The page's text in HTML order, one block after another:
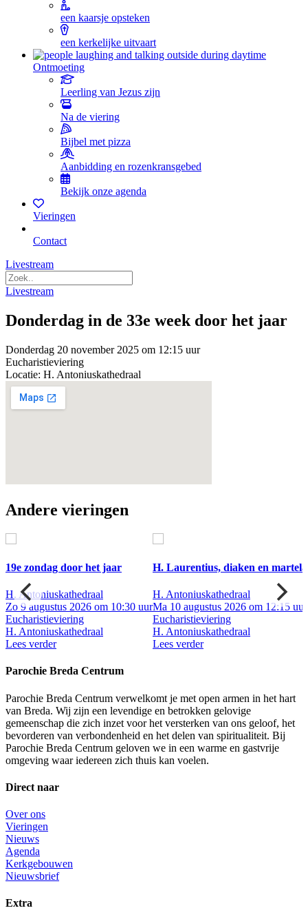
een kaarsje opsteken
een kerkelijke uitvaart
Ontmoeting
Leerling van Jezus zijn
Na de viering
Bijbel met pizza
Aanbidding en rozenkransgebed
Bekijk onze agenda
Vieringen
Contact
Livestream
Livestream
Donderdag in de 33e week door het jaar
Donderdag 20 november 2025 om 12:15 uur
Eucharistieviering
Locatie: H. Antoniuskathedraal
Andere vieringen
19e zondag door het jaar
H. Antoniuskathedraal
Zo 9 augustus 2026 om 10:30 uur
Eucharistieviering
H. Antoniuskathedraal
Lees verder
H. Laurentius, diaken en
H. Antoniuskathedraal
Ma 10 augustus 2026 om 12:15 uur
Eucharistieviering
H. Antoniuskathedraal
Lees verder
Parochie Breda Centrum
Parochie Breda Centrum verwelkomt je met open armen in het hart
van Breda. Wij zijn een levendige en betrokken gelovige
gemeenschap die zich inzet voor het versterken van ons geloof, het
bevorderen van verbondenheid en het delen van spiritualiteit. Bij
Parochie Breda Centrum geloven we in een warme en gastvrije
omgeving waar iedereen zich thuis kan voelen.
Direct naar
Over ons
Vieringen
Nieuws
Agenda
Kerkgebouwen
Nieuwsbrief
Extra